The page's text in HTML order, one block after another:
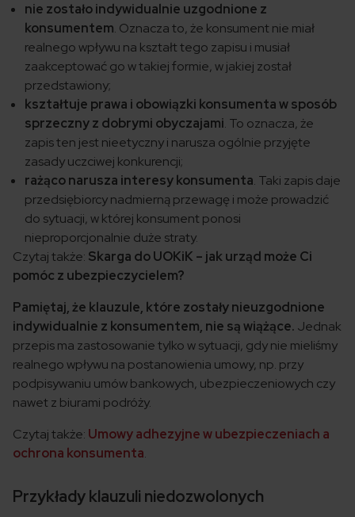
nie zostało indywidualnie uzgodnione z
konsumentem. Oznacza to, że konsument nie miał
realnego wpływu na kształt tego zapisu i musiał
zaakceptować go w takiej formie, w jakiej został
przedstawiony;
kształtuje prawa i obowiązki konsumenta w sposób
sprzeczny z dobrymi obyczajami. To oznacza, że
zapis ten jest nieetyczny i narusza ogólnie przyjęte
zasady uczciwej konkurencji;
rażąco narusza interesy konsumenta. Taki zapis daje
przedsiębiorcy nadmierną przewagę i może prowadzić
do sytuacji, w której konsument ponosi
nieproporcjonalnie duże straty.
Czytaj także: Skarga do UOKiK – jak urząd może Ci
pomóc z ubezpieczycielem?
Pamiętaj, że klauzule, które zostały nieuzgodnione
indywidualnie z konsumentem, nie są wiążące. Jednak
przepis ma zastosowanie tylko w sytuacji, gdy nie mieliśmy
realnego wpływu na postanowienia umowy, np. przy
podpisywaniu umów bankowych, ubezpieczeniowych czy
nawet z biurami podróży.
Czytaj także: Umowy adhezyjne w ubezpieczeniach a
ochrona konsumenta.
Przykłady klauzuli niedozwolonych